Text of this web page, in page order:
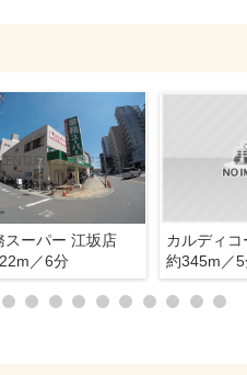
スーパー 江坂店
／6分
約345m／